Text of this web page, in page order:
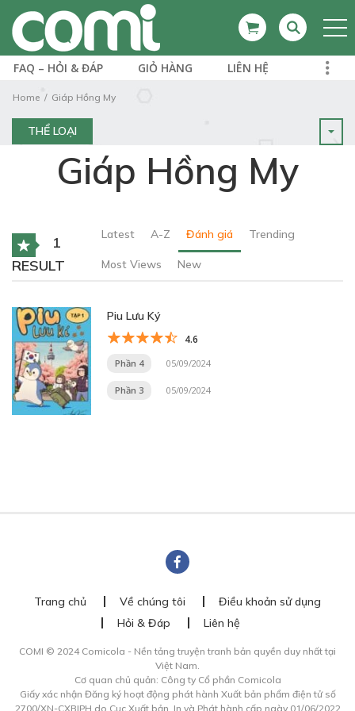
FAQ – HỎI & ĐÁP GIỎ HÀNG LIÊN HỆ
Home Giáp Hồng My
THỂ LOẠI
Giáp Hồng My
1
RESULT
Latest A-Z Đánh giá Trending
Most Views New
Piu Lưu Ký
4.6
Phần 4 05/09/2024
Phần 3 05/09/2024
Trang chủ Về chúng tôi
Điều khoản sử dụng
Hỏi & Đáp
Liên hệ
COMI © 2024 Comicola - Nền tảng truyện tranh bản quyền duy nhất tại
Việt Nam.
Cơ quan chủ quản: Công ty Cổ phần Comicola
Giấy xác nhận Đăng ký hoạt động phát hành Xuất bản phẩm điện tử số
2700/XN-CXBIPH do Cục Xuất bản, In và Phát hành cấp ngày 01/06/2022